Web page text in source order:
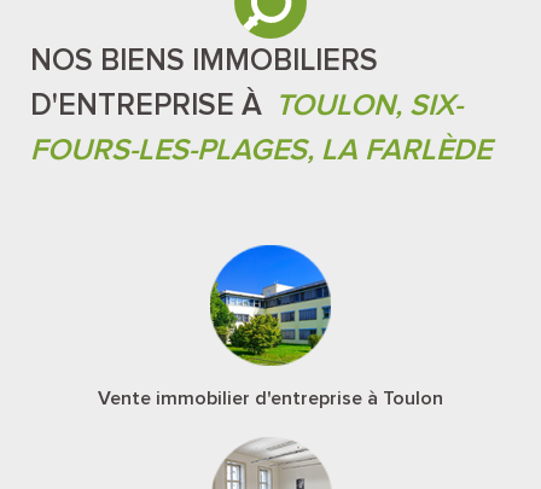
NOS BIENS IMMOBILIERS
D'ENTREPRISE À TOULON, SIX-
FOURS-LES-PLAGES, LA FARLÈDE
Vente immobilier d'entreprise à Toulon